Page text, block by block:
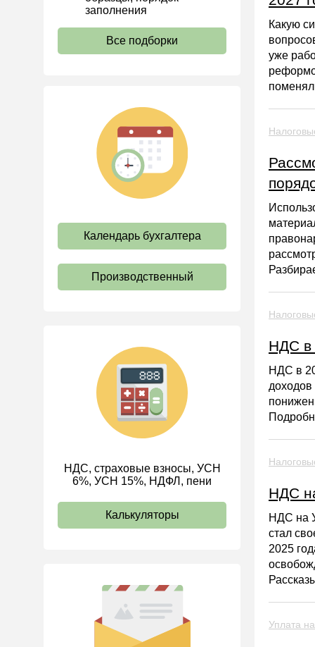
Водный налог
Экологический налог
Уплата налогов (взносов)
Возврат и зачет налогов
Налоговые проверки
Ответственность
Статистика
Самозанятые
Банк
Онлайн-кассы ККТ ККМ
Блокировка счета
Анализ хозяйственной
деятельности (АХД)
Охрана труда и аттестация
Охрана труда
Валютные операции
Налоговое планирование
Финансовый контроль
Договоры
Госзакупки
Инвестиции
Справочная информация
заполнения
Все подборки
Календарь бухгалтера
Производственный
НДС, страховые взносы, УСН
6%, УСН 15%, НДФЛ, пени
Калькуляторы
Какую
уже
НДС в
НДС в
НДС
НДС на
стал
2025
Уплата